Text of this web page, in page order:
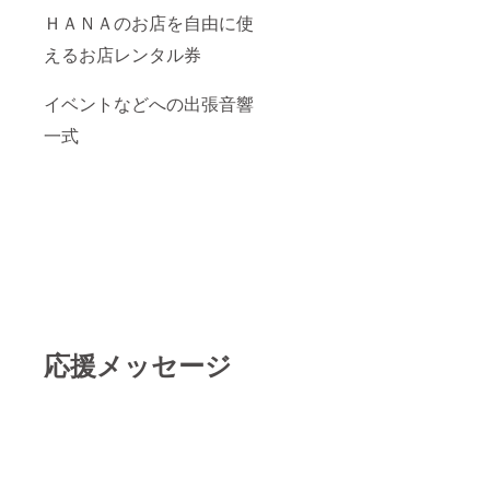
ＨＡＮＡのお店を自由に使
えるお店レンタル券
イベントなどへの出張音響
一式
応援メッセージ